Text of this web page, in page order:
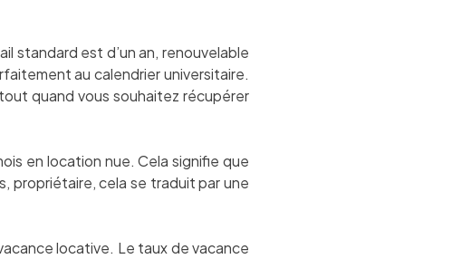
standard est d’un an, renouvelable
au calendrier universitaire.
quand vous souhaitez récupérer
en location nue. Cela signifie que
propriétaire, cela se traduit par une
locative. Le taux de vacance